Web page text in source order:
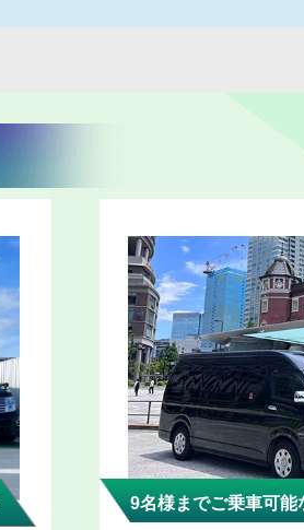
9名様までご乗車可能